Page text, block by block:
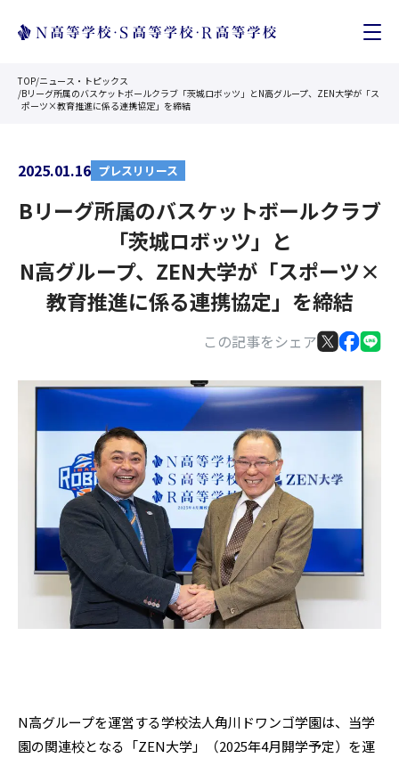
TOP/ニュース・トピックス
/Bリーグ所属のバスケットボールクラブ「茨城ロボッツ」とN高グループ、ZEN大学が「ス
ポーツ×教育推進に係る連携協定」を締結
2025.01.16 プレスリリース
この記事をシェア
Bリーグ所属のバスケットボールクラブ
「茨城ロボッツ」と
N高グループ、ZEN大学が「スポーツ×
教育推進に係る連携協定」を締結
N高グループを運営する学校法人角川ドワンゴ学園は、当学
園の関連校となる「ZEN大学」（2025年4月開学予定）を運